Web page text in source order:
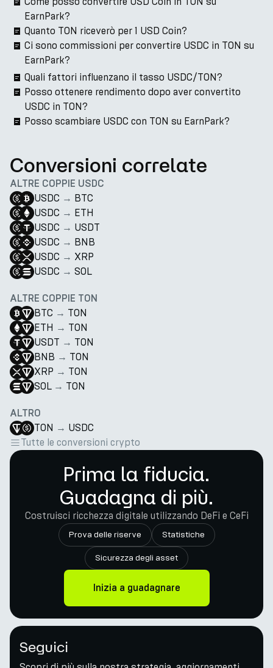
EarnPark?
Quanto TON riceverò per 1 USD Coin?
Ci sono commissioni per convertire USDC in TON su
EarnPark?
Quali fattori influenzano il tasso USDC/TON?
Posso ottenere rendimento dopo aver convertito
USDC in TON?
Posso scambiare USDC con TON su EarnPark?
Conversioni correlate
ALTRE COPPIE USDC
USDC → BTC
USDC → ETH
USDC → USDT
USDC → BNB
USDC → XRP
USDC → SOL
ALTRE COPPIE TON
BTC → TON
ETH → TON
USDT → TON
BNB → TON
XRP → TON
SOL → TON
ALTRO
TON → USDC
Tutte le conversioni crypto
Prima la fiducia.
Guadagna di più.
Costruisci ricchezza digitale utilizzando DeFi e CeFi
Prova delle riserve Statistiche
Sicurezza degli asset
Inizia a guadagnare
Seguici